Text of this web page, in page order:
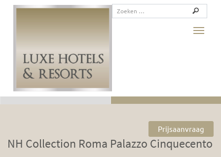
Prijsaanvraag
NH Collection Roma Palazzo Cinquecento